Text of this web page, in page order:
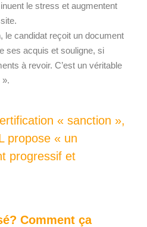
le stress et augmentent
le candidat reçoit un document
ses acquis et souligne, si
à revoir. C’est un véritable
».
« sanction »,
propose « un
progressif et
Comment ça